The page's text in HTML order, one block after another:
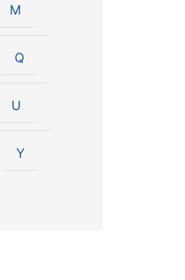
M
Q
U
Y